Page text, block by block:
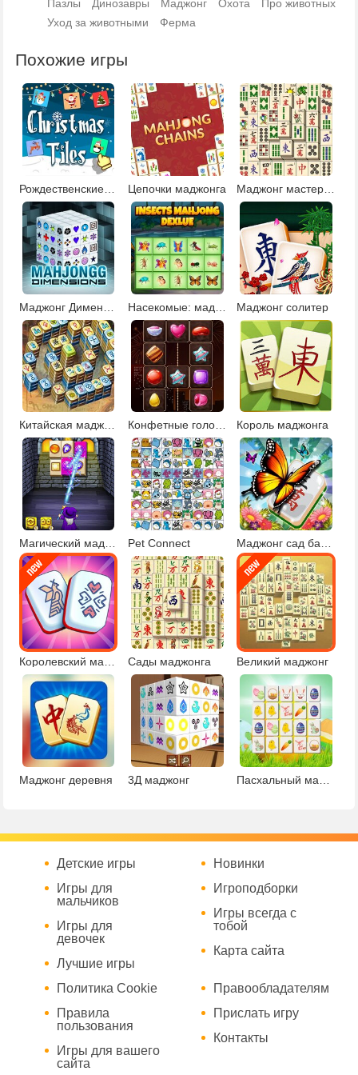
Пазлы Динозавры Маджонг Охота
Про животных
Уход за животными
Ферма
Похожие игры
Рождественские плитки 2 Цепочки маджонга Маджонг мастера Кувана
Маджонг солитер
Китайская маджонг Конфетные головоломки Король маджонга
Магический маджонг Pet Connect Маджонг сад бабочек
Королевский маджонг Сады маджонга Великий маджонг
Маджонг деревня 3Д маджонг Пасхальный маджонг Коннект
Детские игры
Игры для
мальчиков
Игры для
девочек
Лучшие игры
Новинки
Игроподборки
Игры всегда с
тобой
Карта сайта
Политика Cookie
Правила
пользования
Игры для вашего
сайта
Правообладателям
Прислать игру
Контакты